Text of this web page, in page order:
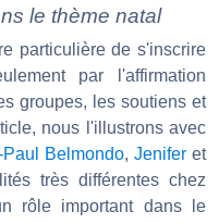
le thème natal
particulière de s'inscrire
par l'affirmation
groupes, les soutiens et
nous l'illustrons avec
Paul Belmondo,Jenifer et
très différentes chez
rôle important dans le